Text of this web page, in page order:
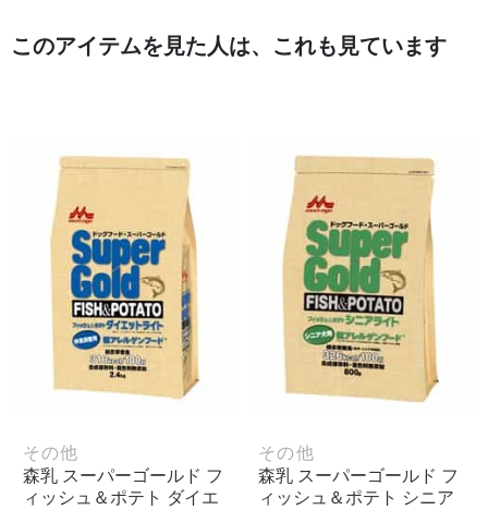
このアイテムを見た人は、これも見ています
その他
森乳 スーパーゴールド フ
ィッシュ＆ポテト ダイエ
その他
森乳 スーパーゴールド フ
ィッシュ＆ポテト シニア